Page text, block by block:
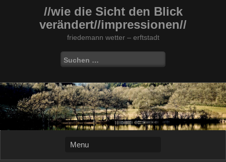
//wie die Sicht den Blick
verändert//impressionen//
friedemann wetter – erftstadt
Suchen
nach: